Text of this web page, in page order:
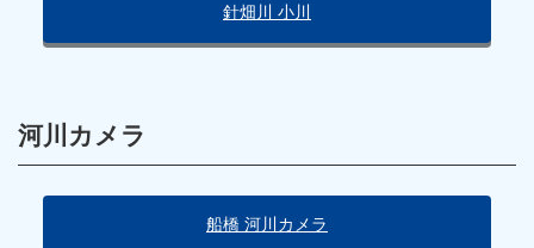
針畑川 小川
河川カメラ
船橋 河川カメラ